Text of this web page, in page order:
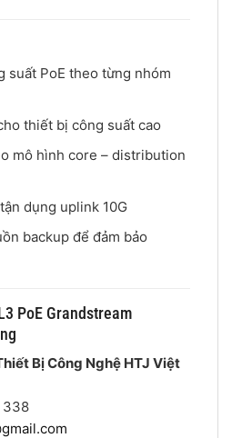
suất PoE theo từng nhóm
thiết bị công suất cao
mô hình core – distribution
dụng uplink 10G
backup để đảm bảo
PoE Grandstream
Bị Công Nghệ HTJ Việt
338